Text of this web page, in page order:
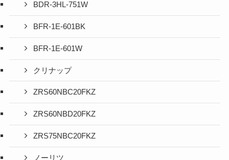
BDR-3HL-751W
BFR-1E-601BK
BFR-1E-601W
クリナップ
ZRS60NBC20FKZ
ZRS60NBD20FKZ
ZRS75NBC20FKZ
ノーリツ